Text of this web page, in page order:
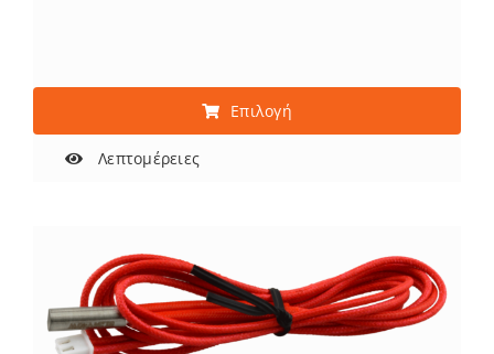
Επιλογή
το
προϊόν
παραλλαγές.
επιλογές
μπορούν
Λεπτομέρειες